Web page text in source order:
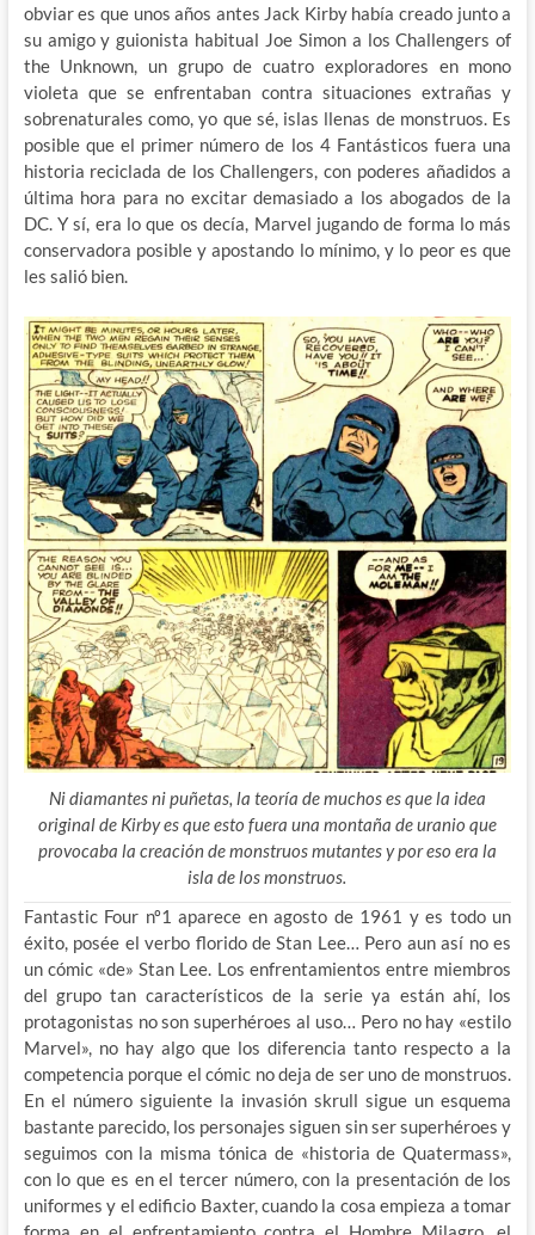
obviar es que unos años antes Jack Kirby había creado junto a
su amigo y guionista habitual Joe Simon a los Challengers of
the Unknown, un grupo de cuatro exploradores en mono
violeta que se enfrentaban contra situaciones extrañas y
sobrenaturales como, yo que sé, islas llenas de monstruos. Es
posible que el primer número de los 4 Fantásticos fuera una
historia reciclada de los Challengers, con poderes añadidos a
última hora para no excitar demasiado a los abogados de la
DC. Y sí, era lo que os decía, Marvel jugando de forma lo más
conservadora posible y apostando lo mínimo, y lo peor es que
les salió bien.
Ni diamantes ni puñetas, la teoría de muchos es que la idea
original de Kirby es que esto fuera una montaña de uranio que
provocaba la creación de monstruos mutantes y por eso era la
isla de los monstruos.
Fantastic Four nº1 aparece en agosto de 1961 y es todo un
éxito, posée el verbo florido de Stan Lee… Pero aun así no es
un cómic «de» Stan Lee. Los enfrentamientos entre miembros
del grupo tan característicos de la serie ya están ahí, los
protagonistas no son superhéroes al uso… Pero no hay «estilo
Marvel», no hay algo que los diferencia tanto respecto a la
competencia porque el cómic no deja de ser uno de monstruos.
En el número siguiente la invasión skrull sigue un esquema
bastante parecido, los personajes siguen sin ser superhéroes y
seguimos con la misma tónica de «historia de Quatermass»,
con lo que es en el tercer número, con la presentación de los
uniformes y el edificio Baxter, cuando la cosa empieza a tomar